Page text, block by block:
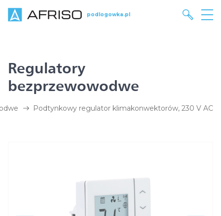
podlogowka.pl
Regulatory
bezprzewowodwe
Podtynkowy regulator klimakonwektorów, 230 V AC